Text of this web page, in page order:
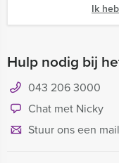
Ik
Hulp nodig bij
043 206 3000
Chat met Nicky
Stuur ons een